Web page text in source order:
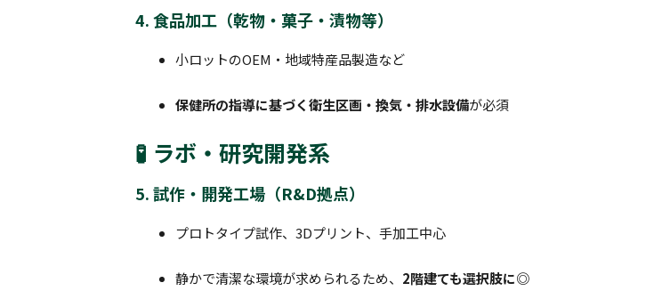
4. 食品加工（乾物・菓子・漬物等）
小ロットのOEM・地域特産品製造など
保健所の指導に基づく衛生区画・換気・排水設備が必須
🧪 ラボ・研究開発系
5. 試作・開発工場（R&D拠点）
プロトタイプ試作、3Dプリント、手加工中心
静かで清潔な環境が求められるため、 2階建ても選択肢に◎